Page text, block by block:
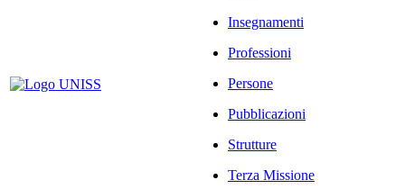
Insegnamenti
Professioni
Persone
Pubblicazioni
Strutture
Terza Missione